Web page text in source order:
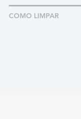
COMO LIMPAR